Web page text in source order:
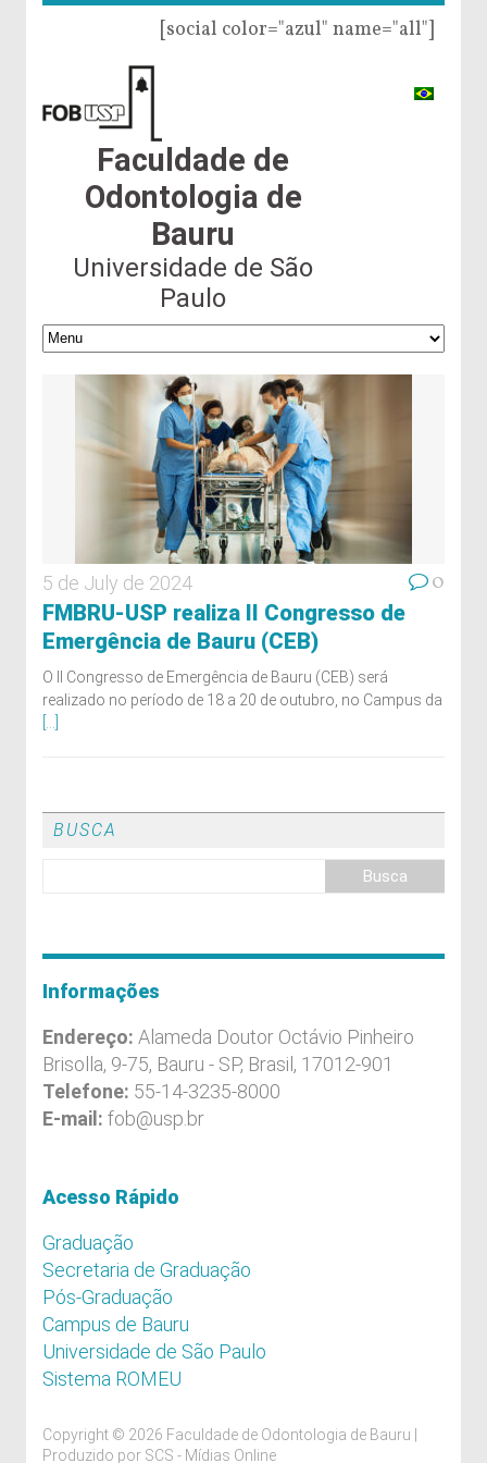
[social color="azul" name="all"]
Faculdade de
Odontologia de
Bauru
Universidade de São
Paulo
5 de July de 2024 0
FMBRU-USP realiza II Congresso de
Emergência de Bauru (CEB)
O II Congresso de Emergência de Bauru (CEB) será
realizado no período de 18 a 20 de outubro, no Campus da
BUSCA
Informações
Endereço: Alameda Doutor Octávio Pinheiro
Brisolla, 9-75, Bauru - SP, Brasil, 17012-901
Telefone: 55-14-3235-8000
E-mail: fob@usp.br
Acesso Rápido
Graduação
Secretaria de Graduação
Pós-Graduação
Campus de Bauru
Universidade de São Paulo
Sistema ROMEU
Copyright © 2026 Faculdade de Odontologia de Bauru |
Produzido por SCS - Mídias Online